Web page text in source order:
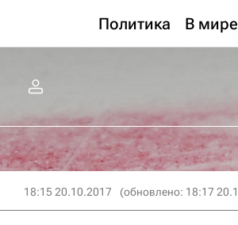
Политика В мире
18:15 20.10.2017 (обновлено: 18:17